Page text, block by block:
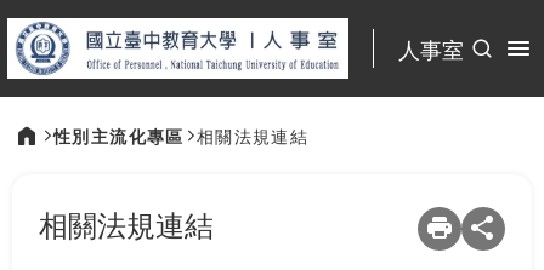
人事室
性別主流化專區 相關法規連結
相關法規連結